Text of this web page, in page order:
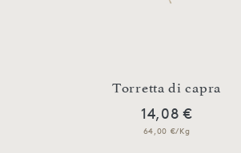
Torretta di capra
14,08 €
64,00 €/Kg